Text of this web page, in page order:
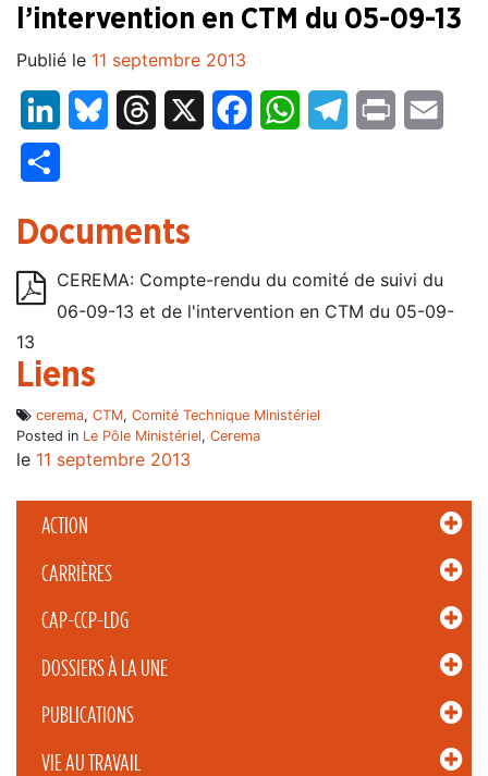
ACTION
CARRIÈRES
CAP-CCP-LDG
DOSSIERS À LA UNE
PUBLICATIONS
VIE AU TRAVAIL
l’intervention en CTM du 05-09-13
Publié le 11 septembre 2013
LinkedInBluesky Threads FacebookWhatsAppTelegram
Print
Documents
CEREMA: Compte-rendu du comité de suivi du
06-09-13 et de l'intervention en CTM du 05-09-
13
Liens
cerema, CTM, Comité Technique Ministériel
Posted in Le Pôle Ministériel, Cerema
le 11 septembre 2013